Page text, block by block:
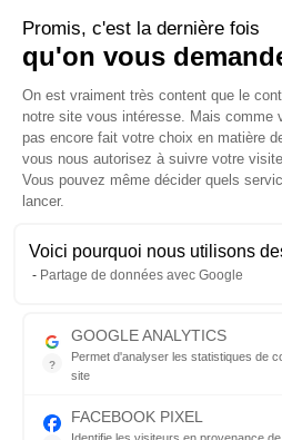
Plus de détails
456€ 570.00 € -20%
Disponible sous 3 jours
Vérifier la compatibilité
Envoyer par mail
Promis, c'est la dernière fois
qu'on vous
Plateforme de
On est vraiment très content que le
notre site vous intéresse. Mais comme
pas encore fait votre choix en matière
vous nous autorisez à suivre votre
Vous pouvez même décider quels
lancer.
Voici pourquoi nous utilisons
Partage de données avec Google
?
GOOGLE ANALYTICS
Permet d'analyser les statistiques de
site
FACEBOOK PIXEL
Axeptio